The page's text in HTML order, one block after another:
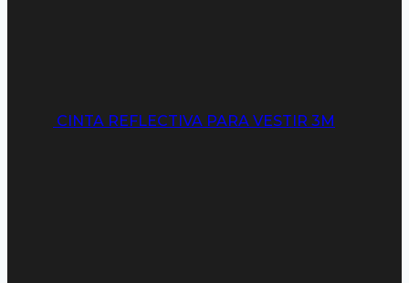
CINTA REFLECTIVA PARA VESTIR 3M